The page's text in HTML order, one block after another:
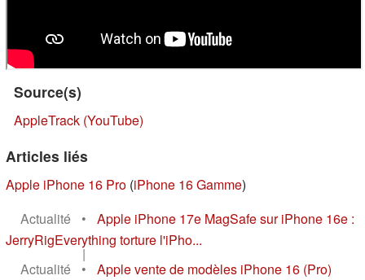
Source(s)
AppleTrack (YouTube)
Articles liés
Apple iPhone 16 Pro (iPhone 16 Gamme)
Actualité
•
Apple iPhone 17e MagSafe sur iPhone 16e :
JerryRigEverything torture l'iPho...
|
Actualité
•
Apple vente de modèles iPhone 16 (Pro)